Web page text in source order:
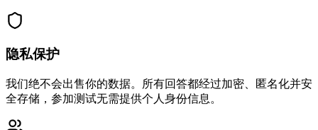
隐私保护
我们绝不会出售你的数据。所有回答都经过加密、匿名化并安
全存储，参加测试无需提供个人身份信息。